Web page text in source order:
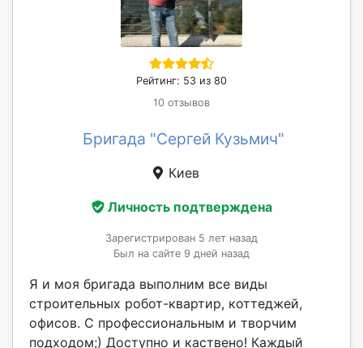
Рейтинг: 53 из 80
10 отзывов
Бригада "Сергей Кузьмич"
Киев
Личность подтверждена
Зарегистрирован 5 лет назад
Был на сайте 9 дней назад
Я и моя бригада выполним все виды
строительных робот-квартир, коттеджей,
офисов. С профессиональным и творчим
подходом;) Доступно и каствено! Каждый